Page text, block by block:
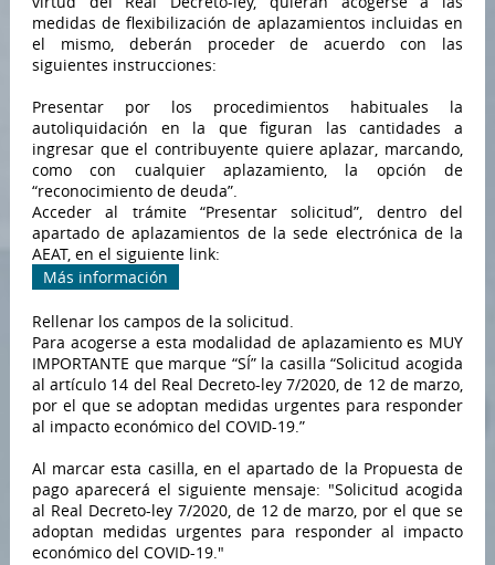
medidas de flexibilización de aplazamientos incluidas en
el mismo, deberán proceder de acuerdo con las
siguientes instrucciones:
Presentar por los procedimientos habituales la
autoliquidación en la que figuran las cantidades a
ingresar que el contribuyente quiere aplazar, marcando,
como con cualquier aplazamiento, la opción de
“reconocimiento de deuda”.
Acceder al trámite “Presentar solicitud”, dentro del
apartado de aplazamientos de la sede electrónica de la
AEAT, en el siguiente link:
Más información
Rellenar los campos de la solicitud.
Para acogerse a esta modalidad de aplazamiento es MUY
IMPORTANTE que marque “SÍ” la casilla “Solicitud acogida
al artículo 14 del Real Decreto-ley 7/2020, de 12 de marzo,
por el que se adoptan medidas urgentes para responder
al impacto económico del COVID-19.”
Al marcar esta casilla, en el apartado de la Propuesta de
pago aparecerá el siguiente mensaje: "Solicitud acogida
al Real Decreto-ley 7/2020, de 12 de marzo, por el que se
adoptan medidas urgentes para responder al impacto
económico del COVID-19."